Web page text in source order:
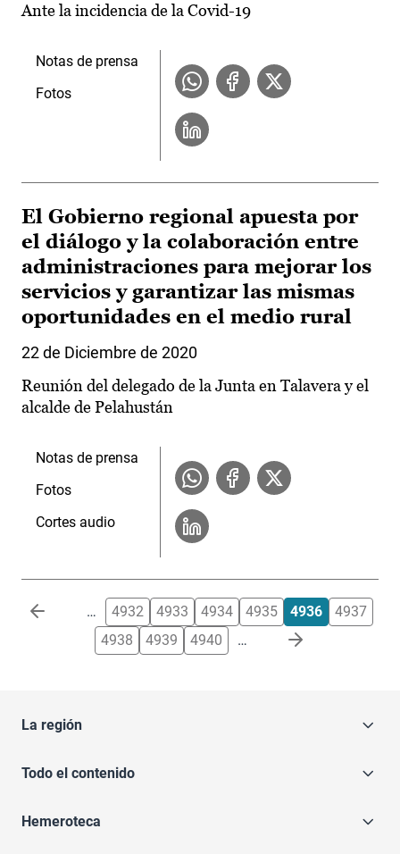
Ante la incidencia de la Covid-19
Notas de prensa
Fotos
El Gobierno regional apuesta por
el diálogo y la colaboración entre
administraciones para mejorar los
servicios y garantizar las mismas
oportunidades en el medio rural
22 de Diciembre de 2020
Reunión del delegado de la Junta en Talavera y el
alcalde de Pelahustán
Notas de prensa
Fotos
Cortes audio
Paginación … 4932 4933 4934 4935 4936
4937
4938
4939 4940 …
La región
Todo el contenido
Hemeroteca